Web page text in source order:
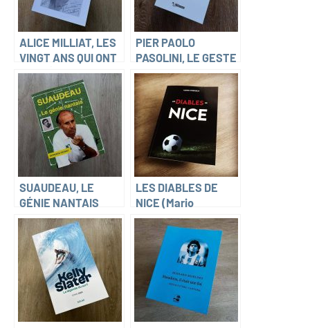
ALICE MILLIAT, LES
VINGT ANS QUI ONT
FONDÉ LE SPORT
FÉMININ (Stéphane
Gachet)
PIER PAOLO
PASOLINI, LE GESTE
D’UN REBELLE
(Laurent Lasne)
SUAUDEAU, LE
GÉNIE NANTAIS
(Bernard Verret)
LES DIABLES DE
NICE (Mario
Cordisco)